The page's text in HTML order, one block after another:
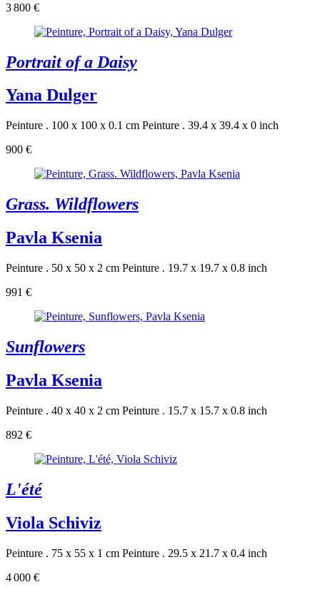
3 800 €
Portrait of a Daisy
Yana Dulger
Peinture . 100 x 100 x 0.1 cm Peinture . 39.4 x 39.4 x 0 inch
900 €
Grass. Wildflowers
Pavla Ksenia
Peinture . 50 x 50 x 2 cm Peinture . 19.7 x 19.7 x 0.8 inch
991 €
Sunflowers
Pavla Ksenia
Peinture . 40 x 40 x 2 cm Peinture . 15.7 x 15.7 x 0.8 inch
892 €
L'été
Viola Schiviz
Peinture . 75 x 55 x 1 cm Peinture . 29.5 x 21.7 x 0.4 inch
4 000 €